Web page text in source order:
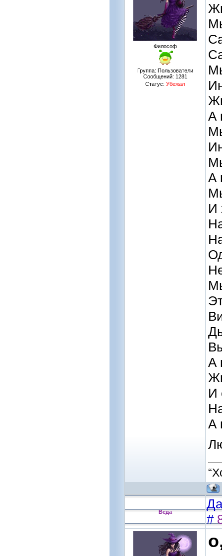
Философ
Группа: Пользователи
Сообщений: 1281
Статус: Убежал
А
А
И
А
И
А
Веда
#